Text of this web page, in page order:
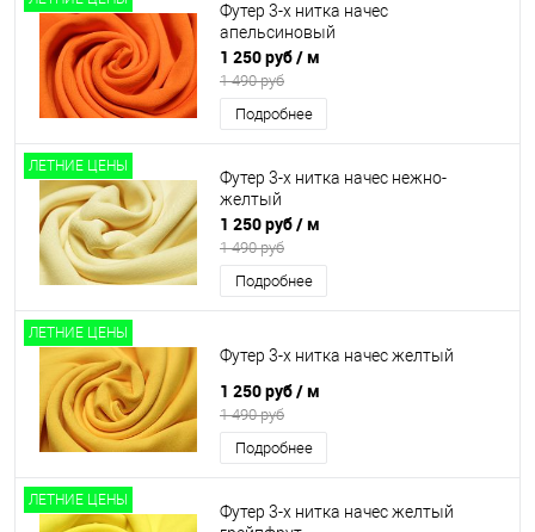
Футер 3-х нитка начес
апельсиновый
1 250 руб/ м
1 490 руб
Подробнее
ЛЕТНИЕ ЦЕНЫ
Футер 3-х нитка начес нежно-
желтый
1 250 руб/ м
1 490 руб
Подробнее
ЛЕТНИЕ ЦЕНЫ
Футер 3-х нитка начес желтый
1 250 руб/ м
1 490 руб
Подробнее
ЛЕТНИЕ ЦЕНЫ
Футер 3-х нитка начес желтый